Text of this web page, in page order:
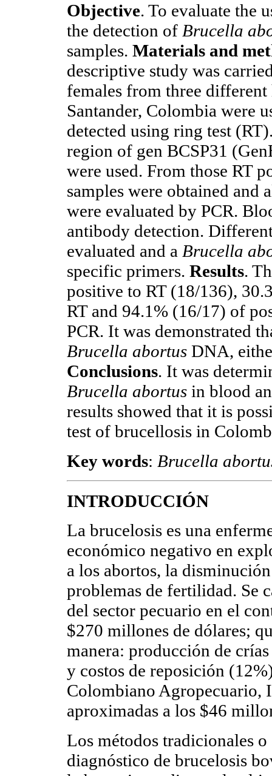
Objective. To evaluate the
the detection of Brucella
samples. Materials and
descriptive study was
females from three
Santander, Colombia were
detected using ring test
region of gen BCSP31
were used. From those RT
samples were obtained and
were evaluated by PCR.
antibody detection.
evaluated and a Brucella
specific primers. Results.
positive to RT (18/136),
RT and 94.1% (16/17) of
PCR. It was demonstrated
Brucella abortus DNA,
Conclusions. It was
Brucella abortus in blood
results showed that it is
test of brucellosis in
Key words: Brucella
INTRODUCCIÓN
La brucelosis es una
económico negativo en
a los abortos, la
problemas de fertilidad. Se
del sector pecuario en el
$270 millones de dólares;
manera: producción de
y costos de reposición
Colombiano Agropecuario,
aproximadas a los $46
Los métodos tradicionales
diagnóstico de brucelosis